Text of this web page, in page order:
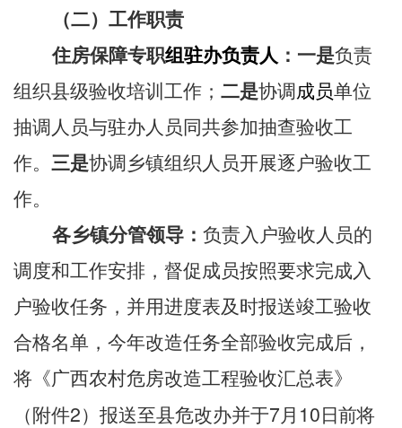
（二）工作职责
住房保障专职组驻办负责人 ：一是负责
组织县级验收培训工作； 二是协调成员单位
抽调人员与驻办人员同共参加抽查验收工
作。 三是协调乡镇组织人员开展逐户验收工
作。
各乡镇分管领导：负责入户验收人员的
调度和工作安排，督促成 员按照要求完成入
户验收任务， 并用进度表及时报送竣工验收
合格名单，今年改造任务全部验收完成后，
将《广西农村危房改造工程验收汇总表》
（附件2）报送至县危改办并于7月 10日前将